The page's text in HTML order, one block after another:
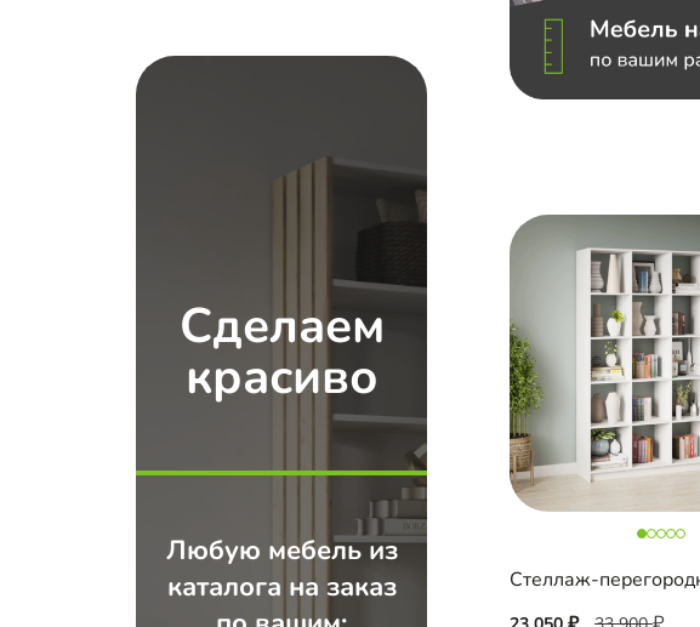
Сделаем
красиво
Любую мебель из
каталога на заказ